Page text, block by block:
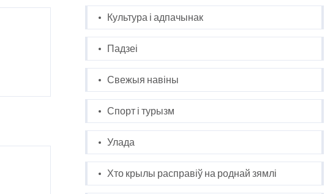
Культура і адпачынак
Падзеі
Свежыя навіны
Спорт і турызм
Улада
Хто крылы расправіў на роднай зямлі